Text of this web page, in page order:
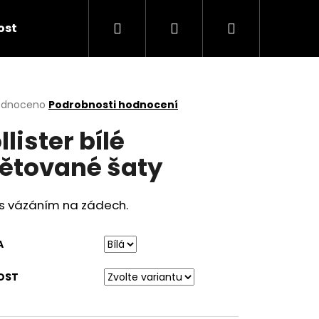
Hledat PřihlášeníNákupní
Podrobnosti hodnocení
bílé
šaty
vázáním na zádech.